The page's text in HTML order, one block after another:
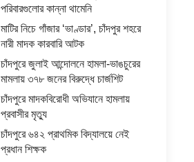
পরিবারগুলোর কান্না থামেনি
মাটির নিচে গাঁজার ‘ভাণ্ডার’, চাঁদপুর শহরে
নারী মাদক কারবারি আটক
চাঁদপুরে জুলাই আন্দোলনে হামলা-ভাঙচুরের
মামলায় ৩৭৮ জনের বিরুদ্ধে চার্জশিট
চাঁদপুরে মাদকবিরোধী অভিযানে হামলায়
প্রবাসীর মৃত্যু
চাঁদপুরে ৬৪২ প্রাথমিক বিদ্যালয়ে নেই
প্রধান শিক্ষক